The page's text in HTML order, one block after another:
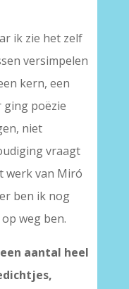
ik zie het zelf
versimpelen
kern, een
ging poëzie
niet
vraagt
werk van Miró
ben ik nog
weg ben.
aantal heel